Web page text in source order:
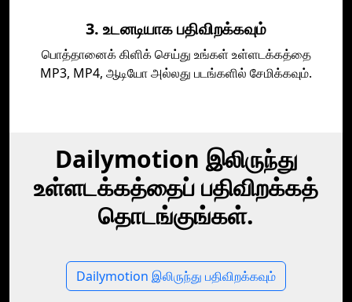
3. உடனடியாக பதிவிறக்கவும்
பொத்தானைக் கிளிக் செய்து உங்கள் உள்ளடக்கத்தை
MP3, MP4, ஆடியோ அல்லது படங்களில் சேமிக்கவும்.
Dailymotion இலிருந்து
உள்ளடக்கத்தைப் பதிவிறக்கத்
தொடங்குங்கள்.
Dailymotion இலிருந்து பதிவிறக்கவும்